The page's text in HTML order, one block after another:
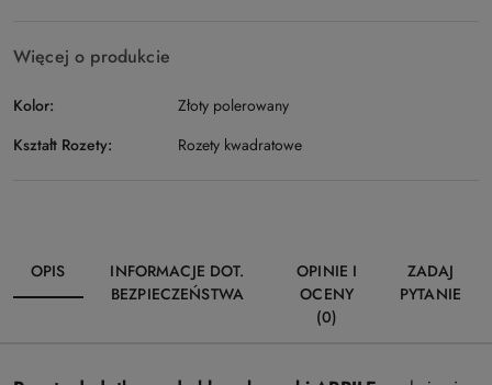
Więcej o produkcie
Kolor:
Złoty polerowany
Kształt Rozety:
Rozety kwadratowe
OPIS
INFORMACJE DOT.
BEZPIECZEŃSTWA
OPINIE I
OCENY
(0)
ZADAJ
PYTANIE